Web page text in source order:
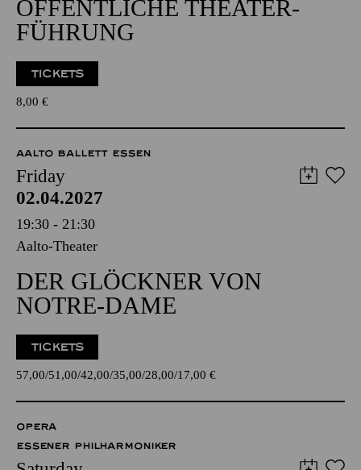
ÖFFENTLICHE THEATER­
FÜHRUNG
TICKETS
8,00 €
AALTO BALLETT ESSEN
Friday
02.04.2027
19:30 - 21:30
Aalto-Theater
DER GLÖCKNER VON
NOTRE-DAME
TICKETS
57,00 51,00 42,00 35,00 28,00 17,00 €
OPERA
ESSENER PHILHARMONIKER